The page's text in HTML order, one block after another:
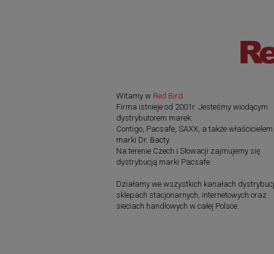
Witamy w Red Bird.
Firma istnieje od 2001r. Jesteśmy wiodącym
dystrybutorem marek:
Contigo, Pacsafe, SAXX, a także właścicielem
marki Dr. Bacty.
Na terenie Czech i Słowacji zajmujemy się
dystrybucją marki Pacsafe.
Działamy we wszystkich kanałach
sklepach stacjonarnych, internetowych oraz
sieciach handlowych w całej Polsce.